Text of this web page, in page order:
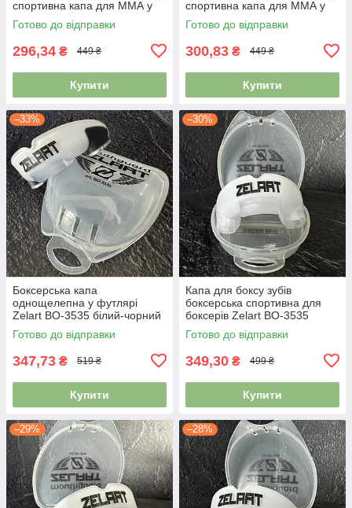
спортивна капа для ММА у
футлярі BO-0062 чорний-
синій
Готово до відправки
296,34 ₴ 449 ₴
Купити
спортивна капа для ММА у
футлярі BO-0062 чорний-
помаранчевий
Готово до відправки
300,83 ₴ 449 ₴
Купити
–33%
Боксерська капа
однощелепна у футлярі
Zelart BO-3535 білий-чорний
Готово до відправки
347,73 ₴ 519 ₴
Купити
–30%
Капа для боксу зубів
боксерська спортивна для
боксерів Zelart BO-3535
білий-прозорий
Готово до відправки
349,30 ₴ 499 ₴
Купити
–29% –28%